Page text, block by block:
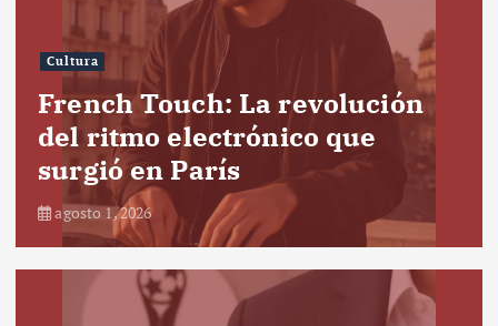
Cultura
French Touch: La revolución
del ritmo electrónico que
surgió en París
agosto 1, 2026